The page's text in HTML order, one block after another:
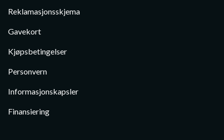
Reklamasjonsskjema
Gavekort
Kjøpsbetingelser
Personvern
Informasjonskapsler
Finansiering